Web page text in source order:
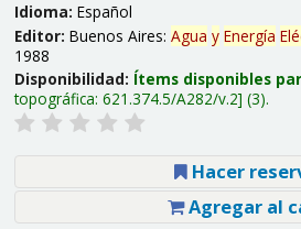
Idioma: Español
Editor: Buenos Aires: Agua y Energía
1988
Disponibilidad: Ítems disponibles
topográfica: 621.374.5/A282/v.2 (3).
Hacer
Agregar al